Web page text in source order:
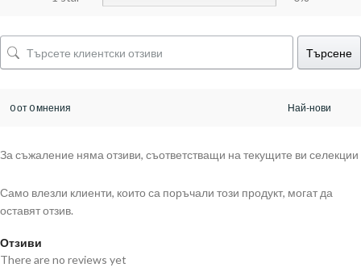
Търсене
0 от 0 мнения
За съжаление няма отзиви, съответстващи на текущите ви селекции
Отзиви
There are no reviews yet
Само влезли клиенти, които са поръчали този продукт, могат да
оставят отзив.